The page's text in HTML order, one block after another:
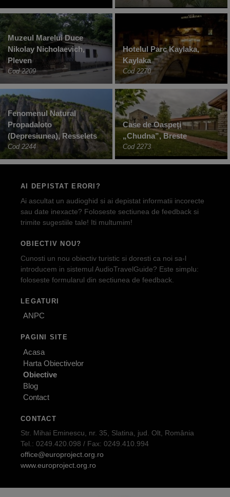
Muzeul Marelui Duce
Nikolay Nicholaevich,
Pleven
Cod 2209
Hotelul Parc Kaylaka,
Kaylaka
Cod 2270
Fenomenul Natural
Propadaloto
(Depresiunea), Resselets
Cod 2244
Case de Oaspeți
„Chudna”, Breste
Cod 2273
AI DEPISTAT ERORI?
Ai ascultat un audioghid si ai depistat informatii incorecte
sau date inexacte? Foloseste sectiunea de feedback si
trimite sugestiile tale! Iti multumim!
OBIECTIV NOU?
Cunosti un nou obiectiv turistic si doresti ca noi sa-l
introducem in sistemul AudioTravelGuide? Este simplu:
foloseste formularul din sectiunea de feedback.
LEGATURI
ANPC
PAGINI SITE
Acasa
Harta Obiectivelor
Obiective
Blog
Contact
CONTACT
Str. Mihai Eminescu, nr. 35, Slatina, jud. Olt, România
Tel.: 0249.420.098 / Fax: 0249.410.994
office@europroject.org.ro
www.europroject.org.ro